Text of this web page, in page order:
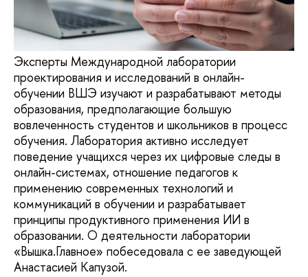
Эксперты Международной лаборатории
проектирования и исследований в онлайн-
обучении ВШЭ изучают и разрабатывают методы
образования, предполагающие большую
вовлеченность студентов и школьников в процесс
обучения. Лаборатория активно исследует
поведение учащихся через их цифровые следы в
онлайн-системах, отношение педагогов к
применению современных технологий и
коммуникаций в обучении и разрабатывает
принципы продуктивного применения ИИ в
образовании. О деятельности лаборатории
«Вышка.Главное» побеседовала с ее заведующей
Анастасией Капузой.